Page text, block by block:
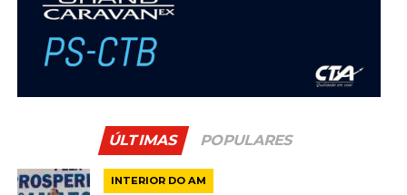
ÚLTIMAS POPULARES
INTERIOR DO AM